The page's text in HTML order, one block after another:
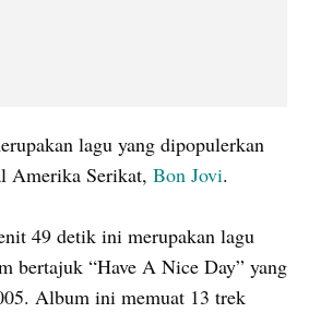
lagu yang dipopulerkan
Amerika Serikat, Bon Jovi.
49 detik ini merupakan lagu
bertajuk “Have A Nice Day” yang
Album ini memuat 13 trek